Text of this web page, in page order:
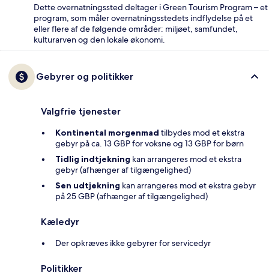
Dette overnatningssted deltager i Green Tourism Program – et
program, som måler overnatningsstedets indflydelse på et
eller flere af de følgende områder: miljøet, samfundet,
kulturarven og den lokale økonomi.
Gebyrer og politikker
Valgfrie tjenester
Kontinental morgenmad tilbydes mod et ekstra
gebyr på ca. 13 GBP for voksne og 13 GBP for børn
Tidlig indtjekning kan arrangeres mod et ekstra
gebyr (afhænger af tilgængelighed)
Sen udtjekning kan arrangeres mod et ekstra gebyr
på 25 GBP (afhænger af tilgængelighed)
Kæledyr
Der opkræves ikke gebyrer for servicedyr
Politikker